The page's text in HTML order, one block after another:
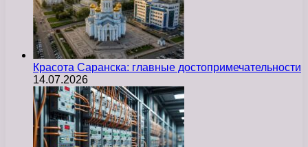
Красота Саранска: главные достопримечательности
14.07.2026